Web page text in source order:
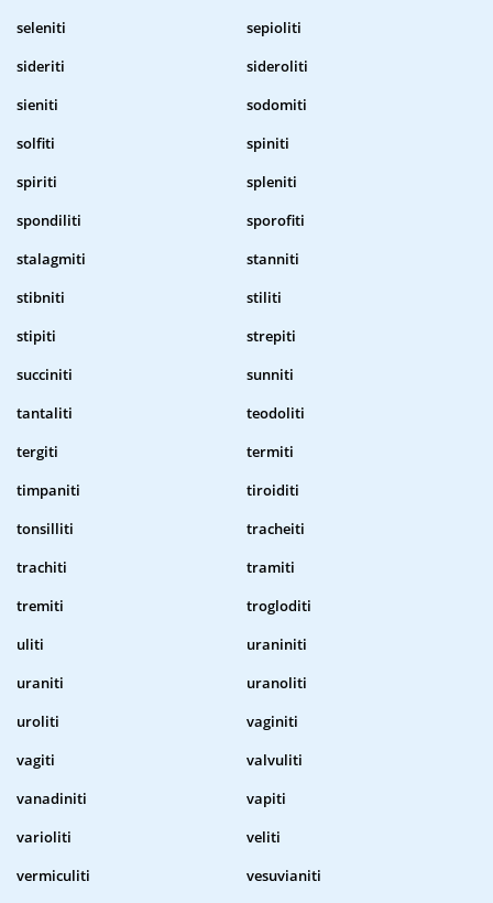
seleniti
sepioliti
sideriti
sideroliti
sieniti
sodomiti
solfiti
spiniti
spiriti
spleniti
spondiliti
sporofiti
stalagmiti
stanniti
stibniti
stiliti
stipiti
strepiti
succiniti
sunniti
tantaliti
teodoliti
tergiti
termiti
timpaniti
tiroiditi
tonsilliti
tracheiti
trachiti
tramiti
tremiti
trogloditi
uliti
uraniniti
uraniti
uranoliti
uroliti
vaginiti
vagiti
valvuliti
vanadiniti
vapiti
varioliti
veliti
vermiculiti
vesuvianiti